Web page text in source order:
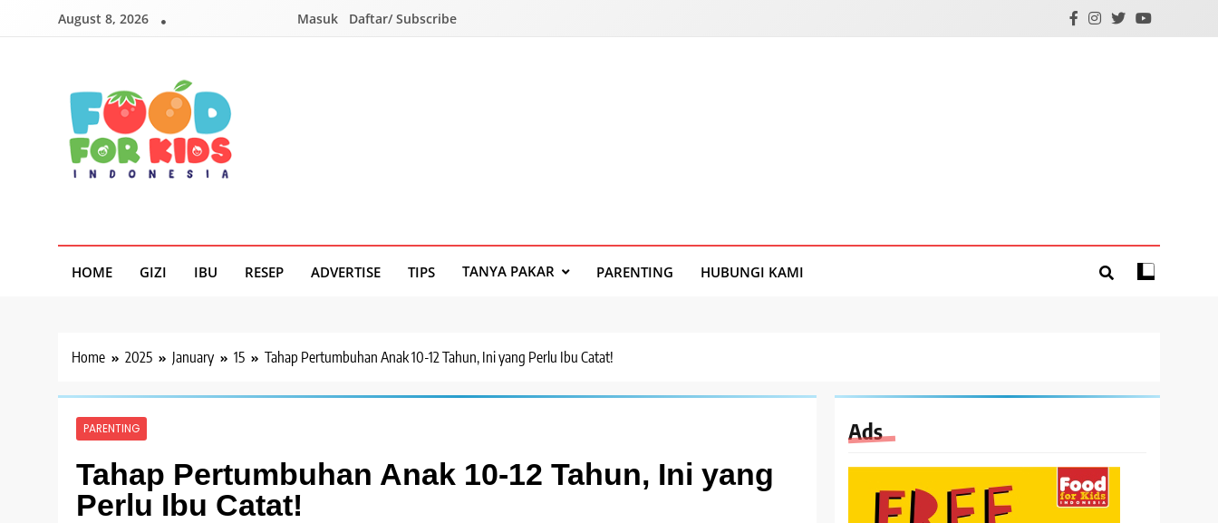
August 8, 2026 Masuk Daftar/ Subscribe
HOME GIZI IBU RESEP ADVERTISE TIPS TANYA PAKAR PARENTING HUBUNGI KAMI
Home 2025 January 15 Tahap Pertumbuhan Anak 10-12 Tahun, Ini yang Perlu Ibu Catat!
PARENTING
Tahap Pertumbuhan Anak 10-12 Tahun, Ini yang
Perlu Ibu Catat!
Ads